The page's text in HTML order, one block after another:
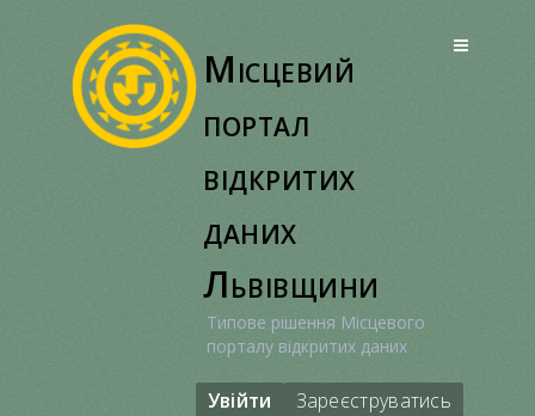
Місцевий
портал
відкритих
даних
Львівщини
Типове рішення Місцевого
порталу відкритих даних
Увійти Зареєструватись